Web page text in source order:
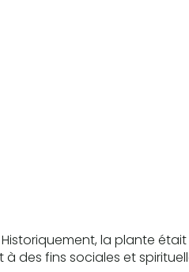
la plante
des fins sociales et